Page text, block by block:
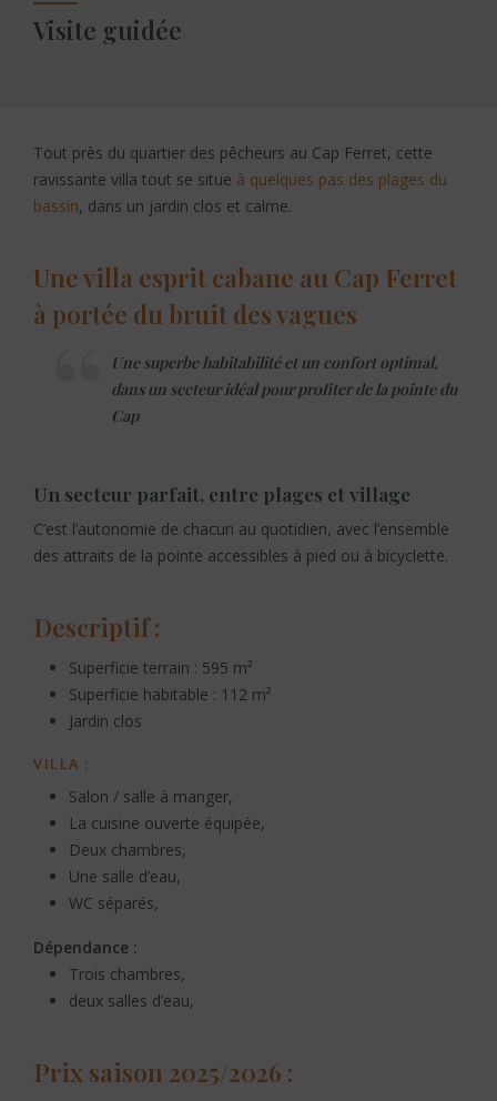
Visite guidée
Tout près du quartier des pêcheurs au Cap Ferret, cette
ravissante villa tout se situe à quelques pas des plages du
bassin, dans un jardin clos et calme.
Une villa esprit cabane au Cap Ferret
à portée du bruit des vagues
Une superbe habitabilité et un confort optimal,
dans un secteur idéal pour profiter de la pointe du
Cap
Un secteur parfait, entre plages et village
C’est l’autonomie de chacun au quotidien, avec l’ensemble
des attraits de la pointe accessibles à pied ou à bicyclette.
Descriptif :
Superficie terrain : 595 m²
Superficie habitable : 112 m²
Jardin clos
VILLA :
Salon / salle à manger,
La cuisine ouverte équipée,
Deux chambres,
Une salle d’eau,
WC séparés,
Dépendance :
Trois chambres,
deux salles d’eau,
Prix saison 2025/2026 :